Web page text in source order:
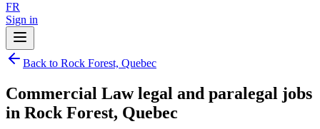
FR
Sign in
Back to Rock Forest, Quebec
Commercial Law legal and paralegal jobs
in Rock Forest, Quebec